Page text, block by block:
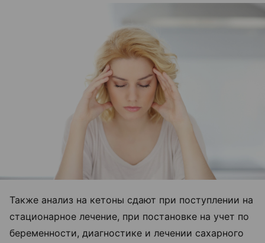
Также анализ на кетоны сдают при поступлении на
стационарное лечение, при постановке на учет по
беременности, диагностике и лечении сахарного